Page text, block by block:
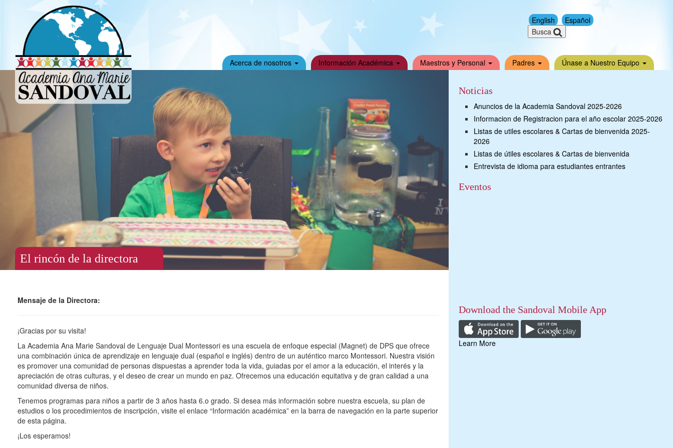
English
Español
Busca
Acerca de nosotros Información Académica Maestros y Personal Padres Únase a Nuestro Equipo
El rincón de la directora
Mensaje de la Directora:
¡Gracias por su visita!
La Academia Ana Marie Sandoval de Lenguaje Dual Montessori es una escuela de enfoque especial (Magnet) de DPS que ofrece
una combinación única de aprendizaje en lenguaje dual (español e inglés) dentro de un auténtico marco Montessori. Nuestra visión
es promover una comunidad de personas dispuestas a aprender toda la vida, guiadas por el amor a la educación, el interés y la
apreciación de otras culturas, y el deseo de crear un mundo en paz. Ofrecemos una educación equitativa y de gran calidad a una
comunidad diversa de niños.
Tenemos programas para niños a partir de 3 años hasta 6.o grado. Si desea más información sobre nuestra escuela, su plan de
estudios o los procedimientos de inscripción, visite el enlace “Información académica” en la barra de navegación en la parte superior
de esta página.
¡Los esperamos!
Noticias
Anuncios de la Academia Sandoval 2025-2026
Informacion de Registracion para el año escolar 2025-2026
Listas de utiles escolares & Cartas de bienvenida 2025-
2026
Listas de útiles escolares & Cartas de bienvenida
Entrevista de idioma para estudiantes entrantes
Eventos
Download the Sandoval Mobile App
Learn More